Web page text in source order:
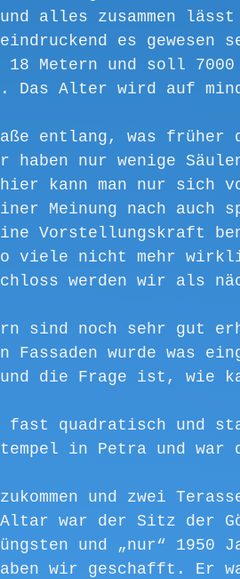
alles zusammen lässt
es gewesen
18 Metern und soll 7000
Das Alter wird auf
entlang, was früher
haben nur wenige
kann man nur sich
Meinung nach auch
Vorstellungskraft
viele nicht mehr
werden wir als
sind noch sehr gut
wurde was
die Frage ist, wie
fast quadratisch und
in Petra und war
und zwei
war der Sitz der
und „nur“ 1950
wir geschafft. Er